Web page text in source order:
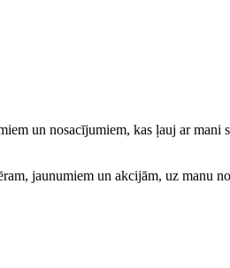
un nosacījumiem, kas ļauj ar mani
jaunumiem un akcijām, uz manu